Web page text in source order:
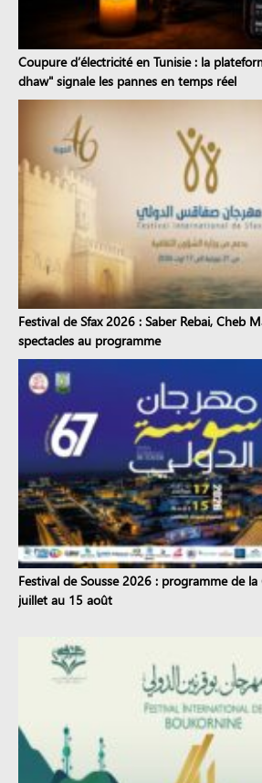
Coupure d’électricité en Tunisie : la
dhaw" signale les pannes en temps réel
Festival de Sfax 2026 : Saber Rebai, Cheb
spectacles au programme
Festival de Sousse 2026 : programme de
juillet au 15 août